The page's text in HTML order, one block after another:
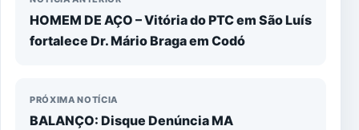
HOMEM DE AÇO – Vitória do PTC em São Luís
fortalece Dr. Mário Braga em Codó
PRÓXIMA NOTÍCIA
BALANÇO: Disque Denúncia MA